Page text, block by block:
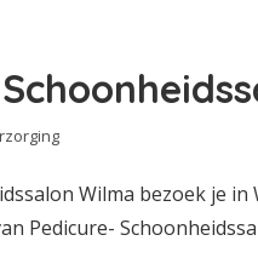
Wilma bezoek je in
Pedicure-